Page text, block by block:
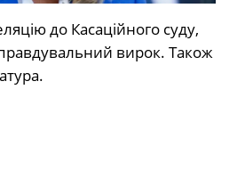
до Касаційного суду,
вирок. Також